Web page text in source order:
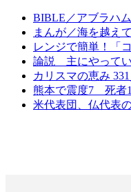
BIBLE／アブラハ
まんが／海を越え
レンジで簡単！「
論説 主にやってい
カリスマの恵み
熊本で震度7 死者
米代表団、仏代表